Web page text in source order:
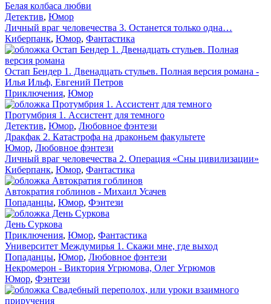
Белая колбаса любви
Детектив, Юмор
Личный враг человечества 3. Останется только одна…
Киберпанк, Юмор, Фантастика
Остап Бендер 1. Двенадцать стульев. Полная версия романа -
Илья Ильф, Евгений Петров
Приключения, Юмор
Протумбрия 1. Ассистент для темного
Детектив, Юмор, Любовное фэнтези
Дракфак 2. Катастрофа на драконьем факультете
Юмор, Любовное фэнтези
Личный враг человечества 2. Операция «Сны цивилизации»
Киберпанк, Юмор, Фантастика
Автократия гоблинов - Михаил Усачев
Попаданцы, Юмор, Фэнтези
День Суркова
Приключения, Юмор, Фантастика
Университет Междумирья 1. Скажи мне, где выход
Попаданцы, Юмор, Любовное фэнтези
Некромерон - Виктория Угрюмова, Олег Угрюмов
Юмор, Фэнтези